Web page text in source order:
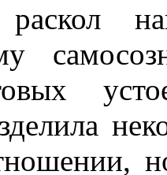
раскол